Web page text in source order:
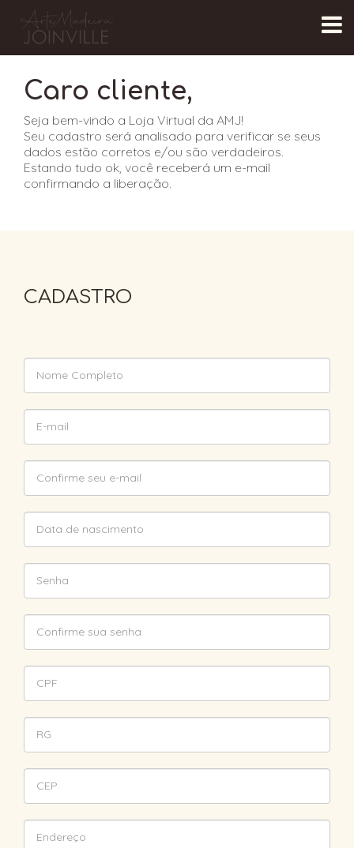
Caro cliente,
Seja bem-vindo a Loja Virtual da AMJ!
Seu cadastro será analisado para verificar se seus
dados estão corretos e/ou são verdadeiros.
Estando tudo ok, você receberá um e-mail
confirmando a liberação.
CADASTRO